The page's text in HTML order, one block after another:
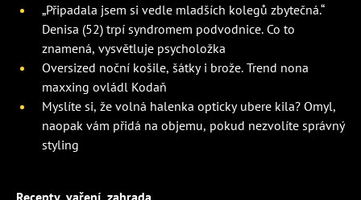
„Připadala jsem si vedle mladších kolegů zbytečná.“
Denisa (52) trpí syndromem podvodnice. Co to
znamená, vysvětluje psycholožka
Oversized noční košile, šátky i brože. Trend nona
maxxing ovládl Kodaň
Myslíte si, že volná halenka opticky ubere kila? Omyl,
naopak vám přidá na objemu, pokud nezvolíte správný
styling